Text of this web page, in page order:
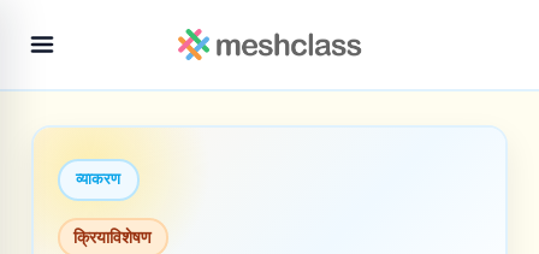
व्याकरण
क्रियाविशेषण